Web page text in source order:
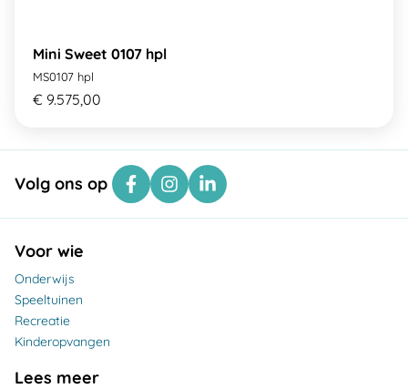
Mini Sweet 0107 hpl
MS0107 hpl
€ 9.575,00
Volg ons op
Voor wie
Onderwijs
Speeltuinen
Recreatie
Kinderopvangen
Lees meer